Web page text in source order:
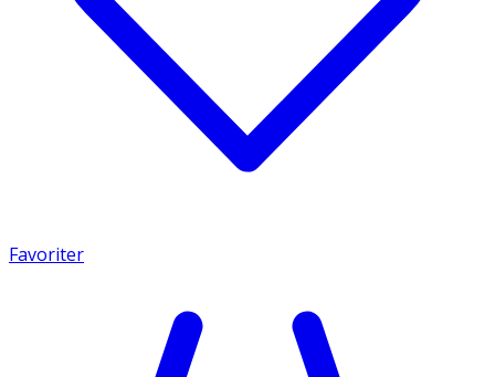
Favoriter